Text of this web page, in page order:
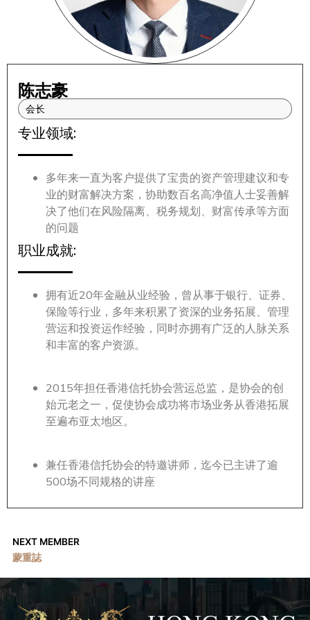
陈志豪
会长
专业领域:
多年来一直为客户提供了宝贵的资产管理建议和专
业的财富解决方案，协助数百名高净值人士妥善解
决了他们在风险隔离、税务规划、财富传承等方面
的问题
职业成就:
拥有近20年金融从业经验，曾从事于银行、证券、
保险等行业，多年来积累了资深的业务拓展、管理
营运和投资运作经验，同时亦拥有广泛的人脉关系
和丰富的客户资源。
2015年担任香港信托协会营运总监，是协会的创
始元老之一，促使协会成功将市场业务从香港拓展
至遍布亚太地区。
兼任香港信托协会的特邀讲师，迄今已主讲了逾
500场不同规格的讲座
NEXT MEMBER
蒙重誌